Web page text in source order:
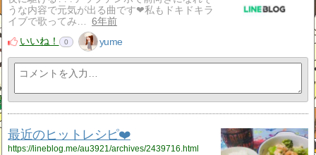
うな内容で元気が出る曲です❤私もドキドキラ
イブで歌ってみ…
6年前
いいね！
0 yume
最近のヒットレシピ❤️
https://lineblog.me/au3921/archives/2439716.html